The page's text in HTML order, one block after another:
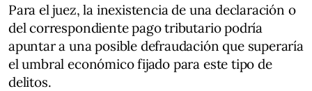
Para el juez, la inexistencia de una declaración o
del correspondiente pago tributario podría
apuntar a una posible defraudación que superaría
el umbral económico fijado para este tipo de
delitos.